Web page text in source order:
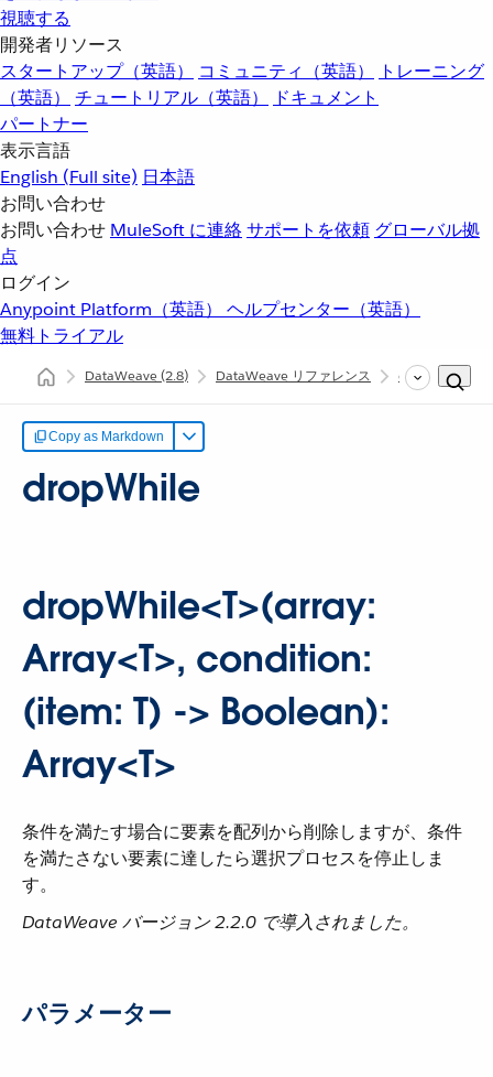
視聴する
開発者リソース
スタートアップ（英語）
コミュニティ（英語）
トレーニング
（英語）
チュートリアル（英語）
ドキュメント
パートナー
表示言語
English (Full site) 日本語
お問い合わせ
お問い合わせ MuleSoft に連絡サポートを依頼 グローバル拠
点
ログイン
Anypoint Platform（英語） ヘルプセンター（英語）
無料トライアル
DataWeave(2.8) DataWeave リファレンス dw::core::Arrays
Copy as Markdown
dropWhile
dropWhile<T>(array:
Array<T>, condition:
(item: T) -> Boolean):
Array<T>
条件を満たす場合に要素を配列から削除しますが、条件
を満たさない要素に達したら選択プロセスを停止しま
す。
DataWeave バージョン 2.2.0 で導入されました。
パラメーター